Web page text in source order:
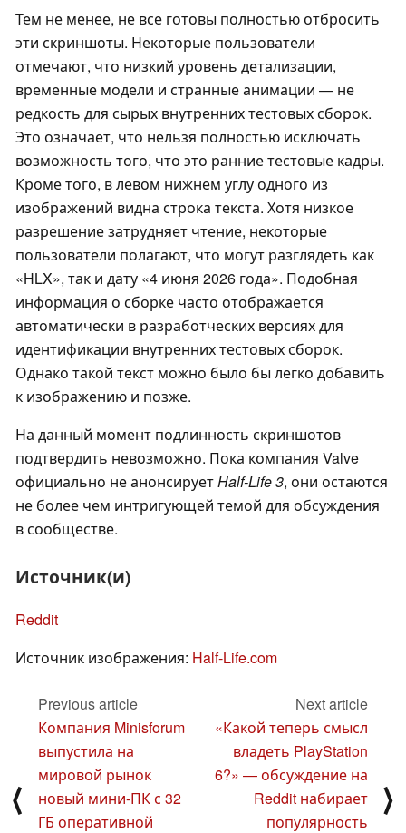
Тем не менее, не все готовы полностью отбросить
эти скриншоты. Некоторые пользователи
отмечают, что низкий уровень детализации,
временные модели и странные анимации — не
редкость для сырых внутренних тестовых сборок.
Это означает, что нельзя полностью исключать
возможность того, что это ранние тестовые кадры.
Кроме того, в левом нижнем углу одного из
изображений видна строка текста. Хотя низкое
разрешение затрудняет чтение, некоторые
пользователи полагают, что могут разглядеть как
«HLX», так и дату «4 июня 2026 года». Подобная
информация о сборке часто отображается
автоматически в разработческих версиях для
идентификации внутренних тестовых сборок.
Однако такой текст можно было бы легко добавить
к изображению и позже.
На данный момент подлинность скриншотов
подтвердить невозможно. Пока компания Valve
официально не анонсируетHalf-Life 3, они остаются
не более чем интригующей темой для обсуждения
в сообществе.
Источник(и)
Reddit
Источник изображения: Half-Life.com
⟨
Previous article
Компания Minisforum
выпустила на
мировой рынок
новый мини-ПК с 32
ГБ оперативной
Next article
«Какой теперь смысл
владеть PlayStation
6?» — обсуждение на
Reddit набирает
популярность
⟩